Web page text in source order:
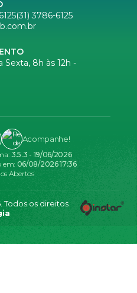
(31) 3786-6125
Sexta, 8h às 12h -
3.5.3 - 19/06/2026
em: 06/08/2026 17:36
Abertos
Acompanhe!
Todos os direitos